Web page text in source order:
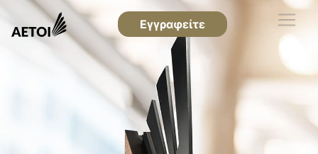
Εγγραφείτε